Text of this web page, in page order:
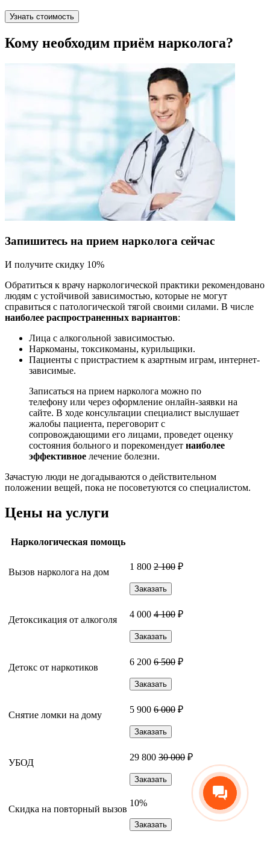
Узнать стоимость
Кому необходим приём нарколога?
Запишитесь на прием нарколога сейчас
И получите скидку 10%
Обратиться к врачу наркологической практики рекомендовано
людям с устойчивой зависимостью, которые не могут
справиться с патологической тягой своими силами. В числе
наиболее распространенных вариантов:
Лица с алкогольной зависимостью.
Наркоманы, токсикоманы, курильщики.
Пациенты с пристрастием к азартным играм, интернет-
зависимые.
Записаться на прием нарколога можно по
телефону или через оформление онлайн-заявки на
сайте. В ходе консультации специалист выслушает
жалобы пациента, переговорит с
сопровождающими его лицами, проведет оценку
состояния больного и порекомендует наиболее
эффективное лечение болезни.
Зачастую люди не догадываются о действительном
положении вещей, пока не посоветуются со специалистом.
Цены на услуги
Наркологическая помощь
Вызов нарколога на дом
1 800 2 100 ₽
Заказать
Детоксикация от алкоголя
4 000 4 100 ₽
Заказать
Детокс от наркотиков
6 200 6 500 ₽
Заказать
Снятие ломки на дому
5 900 6 000 ₽
Заказать
УБОД
29 800 30 000 ₽
Заказать
Скидка на повторный вызов
10%
Заказать